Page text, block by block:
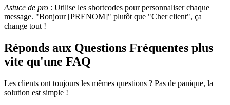
Astuce de pro : Utilise les shortcodes pour personnaliser chaque
message. "Bonjour [PRENOM]" plutôt que "Cher client", ça
change tout !
Réponds aux Questions Fréquentes plus
vite qu'une FAQ
Les clients ont toujours les mêmes questions ? Pas de panique, la
solution est simple !